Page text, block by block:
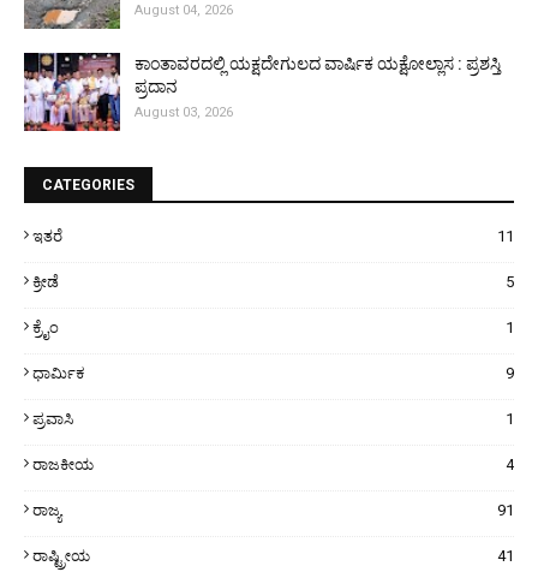
August 04, 2026
ಕಾಂತಾವರದಲ್ಲಿ ಯಕ್ಷದೇಗುಲದ ವಾರ್ಷಿಕ ಯಕ್ಷೋಲ್ಲಾಸ : ಪ್ರಶಸ್ತಿ
ಪ್ರದಾನ
August 03, 2026
CATEGORIES
ಇತರೆ 11
ಕ್ರೀಡೆ 5
ಕ್ರೈಂ 1
ಧಾರ್ಮಿಕ 9
ಪ್ರವಾಸಿ 1
ರಾಜಕೀಯ 4
ರಾಜ್ಯ 91
ರಾಷ್ಟ್ರೀಯ 41